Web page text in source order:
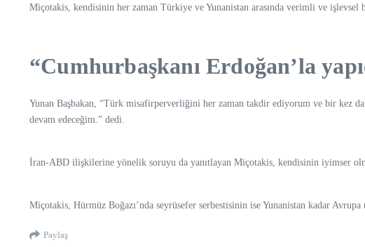
Miçotakis, kendisinin her zaman Türkiye ve Yunanistan arasında verimli ve
“Cumhurbaşkanı Erdoğan’la
Yunan Başbakan, “Türk misafirperverliğini her zaman takdir ediyorum ve bir kez
devam edeceğim.” dedi.
İran-ABD ilişkilerine yönelik soruyu da yanıtlayan Miçotakis, kendisinin iyimser
Miçotakis, Hürmüz Boğazı’nda seyrüsefer serbestisinin ise Yunanistan kadar
Paylaş